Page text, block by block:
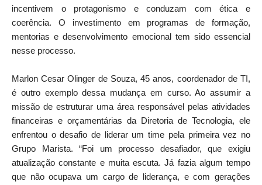
incentivem o protagonismo e conduzam com ética e
coerência. O investimento em programas de formação,
mentorias e desenvolvimento emocional tem sido essencial
nesse processo.
Marlon Cesar Olinger de Souza, 45 anos, coordenador de TI,
é outro exemplo dessa mudança em curso. Ao assumir a
missão de estruturar uma área responsável pelas atividades
financeiras e orçamentárias da Diretoria de Tecnologia, ele
enfrentou o desafio de liderar um time pela primeira vez no
Grupo Marista. “Foi um processo desafiador, que exigiu
atualização constante e muita escuta. Já fazia algum tempo
que não ocupava um cargo de liderança, e com gerações